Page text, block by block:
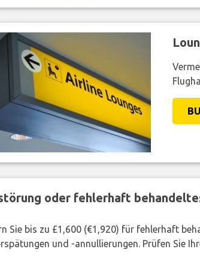
oder fehlerhaft
Sie bis zu £1,600 (€1,920) für fehlerhaft
und -annullierungen. Prüfen Sie